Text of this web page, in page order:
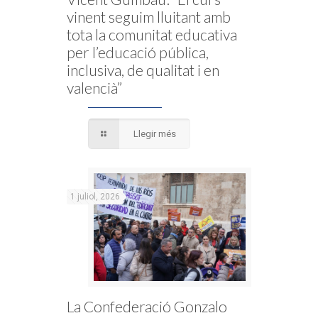
vinent seguim lluitant amb
tota la comunitat educativa
per l’educació pública,
inclusiva, de qualitat i en
valencià”
Llegir més
1 juliol, 2026
La Confederació Gonzalo